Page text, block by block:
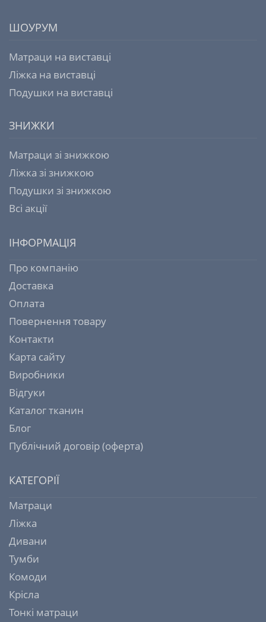
ШОУРУМ
Матраци на виставці
Ліжка на виставці
Подушки на виставці
ЗНИЖКИ
Матраци зі знижкою
Ліжка зі знижкою
Подушки зі знижкою
Всі акції
ІНФОРМАЦІЯ
Про компанію
Доставка
Оплата
Повернення товару
Контакти
Карта сайту
Виробники
Відгуки
Каталог тканин
Блог
Публічний договір (оферта)
КАТЕГОРІЇ
Матраци
Ліжка
Дивани
Тумби
Комоди
Крісла
Тонкі матраци